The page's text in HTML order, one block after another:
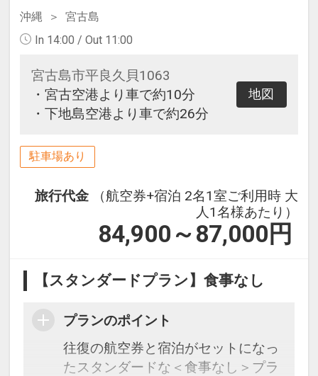
■レンタサイクルあり
沖縄
宮古島
In 14:00 / Out 11:00
宮古島市平良久貝1063
・宮古空港より車で約10分
・下地島空港より車で約26分
地図
駐車場あり
旅行代金
（航空券+宿泊 2名1室ご利用時 大
人1名様あたり）
84,900～87,000 円
【スタンダードプラン】食事なし
プランのポイント
往復の航空券と宿泊がセットになっ
たスタンダードな＜食事なし＞プラ